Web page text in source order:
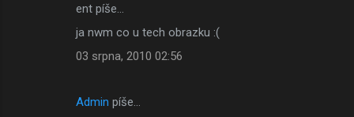
ent píše…
ja nwm co u tech obrazku :(
03 srpna, 2010 02:56
Admin píše…